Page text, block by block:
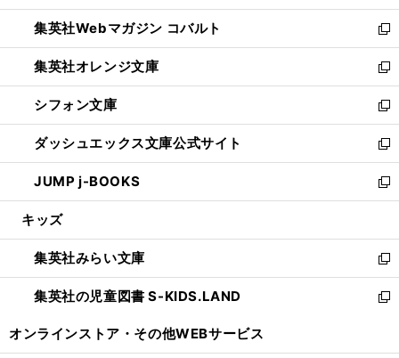
開
く
ウ
で
開
く
ン
ド
ウ
で
開
く
ウ
ィ
ン
ド
ウ
で
開
く
集英社Webマガジン コバルト
新
し
い
ウ
ィ
ン
ド
ウ
で
開
集英社オレンジ文庫
新
し
い
ウ
ィ
ン
ド
ウ
開
く
シフォン文庫
新
し
い
ウ
ィ
ン
ウ
で
開
く
ダッシュエックス文庫公式サイト
新
し
い
ウ
ン
ド
ウ
で
JUMP j-BOOKS
新
し
ウ
ィ
ン
ド
開
キッズ
集英社みらい文庫
新
し
い
集英社の児童図書 S-KIDS.LAND
新
オンラインストア・ その他WEBサービス